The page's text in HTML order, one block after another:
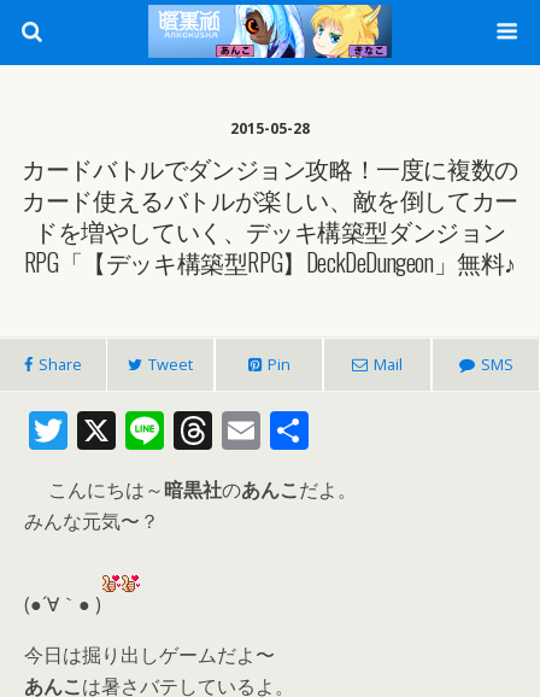
2015-05-28
カードバトルでダンジョン攻略！一度に複数の
カード使えるバトルが楽しい、敵を倒してカー
ドを増やしていく、デッキ構築型ダンジョン
RPG「【デッキ構築型RPG】DeckDeDungeon」無料♪
Share Tweet Pin Mail SMS
T
w
itt
er
X Li
n
e
T
h
re
E
m
ai
有
こんにちは～暗黒社のあんこだよ。
みんな元気〜？
(●´∀｀● )
今日は掘り出しゲームだよ〜
あんこは暑さバテしているよ。